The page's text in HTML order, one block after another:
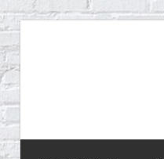
Zum
springen